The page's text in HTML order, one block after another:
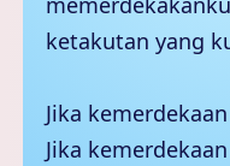
ketakutan yang
Jika
Jika